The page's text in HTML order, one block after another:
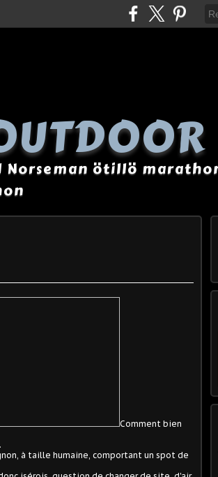
ötillö
Comment bien
à taille humaine, comportant un spot de